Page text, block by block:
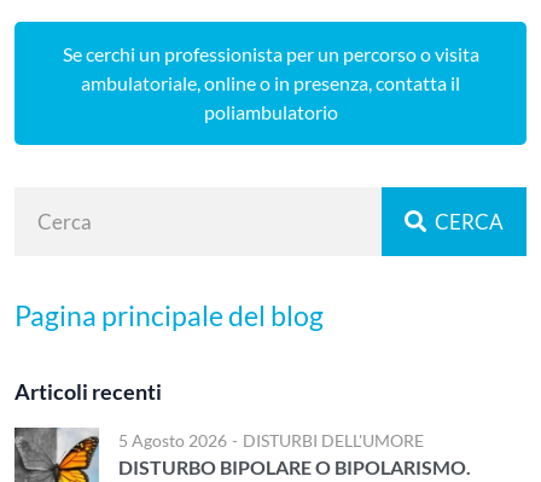
Se cerchi un professionista per un percorso o visita
ambulatoriale, online o in presenza, contatta il
poliambulatorio
CERCA
Pagina principale del blog
Articoli recenti
5 Agosto 2026 - DISTURBI DELL'UMORE
DISTURBO BIPOLARE O BIPOLARISMO.